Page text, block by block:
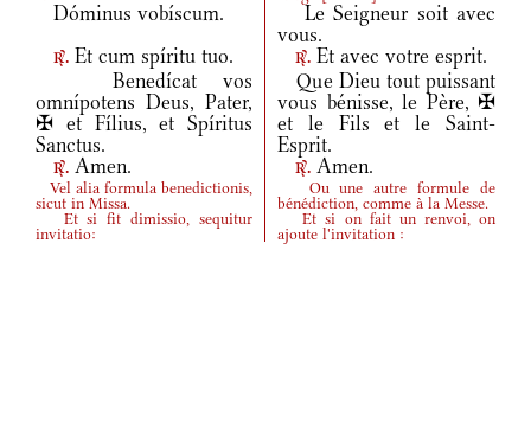
Dóminus vobíscum.
Le Seigneur soit avec
vous.
r. Et cum spíritu tuo. r. Et avec votre esprit.
Benedícat vos
omnípotens Deus, Pater,
✠ et Fílius, et Spíritus
Sanctus.
Que Dieu tout puissant
vous bénisse, le Père, ✠
et le Fils et le Saint-
Esprit.
r. Amen. r. Amen.
Vel alia formula benedictionis,
sicut in Missa.
Ou une autre formule de
bénédiction, comme à la Messe.
Et si fit dimissio, sequitur
invitatio:
Et si on fait un renvoi, on
ajoute l'invitation :